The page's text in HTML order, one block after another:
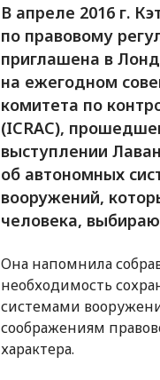
В апреле 2016 г.
по правовому
приглашена в
на ежегодном
комитета по
(ICRAC),
выступлении
об автономных
вооружений,
человека,
Она напомнила
необходимость
системами
соображениям
характера.